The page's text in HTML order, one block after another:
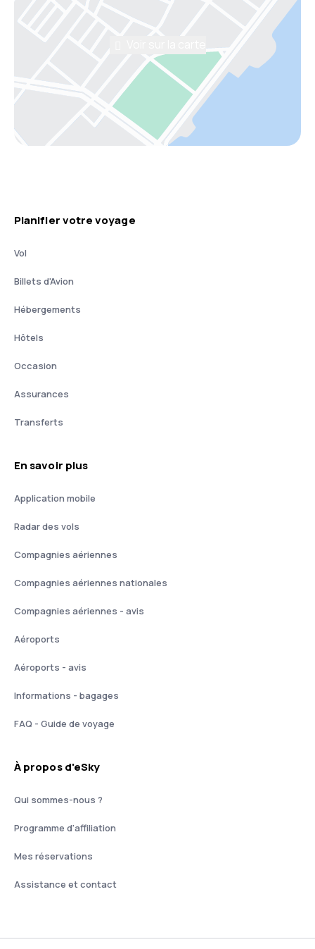
Planifier votre voyage
Vol
Billets d'Avion
Hébergements
Hôtels
Occasion
Assurances
Transferts
En savoir plus
Application mobile
Radar des vols
Compagnies aériennes
Compagnies aériennes nationales
Compagnies aériennes - avis
Aéroports
Aéroports - avis
Informations - bagages
FAQ - Guide de voyage
À propos d'eSky
Qui sommes-nous ?
Programme d'affiliation
Mes réservations
Assistance et contact